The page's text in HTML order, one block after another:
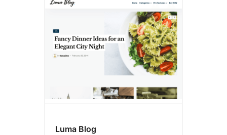
Luma Blog